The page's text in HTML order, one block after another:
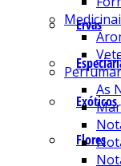
Ervas
Exóticos
Flores
As